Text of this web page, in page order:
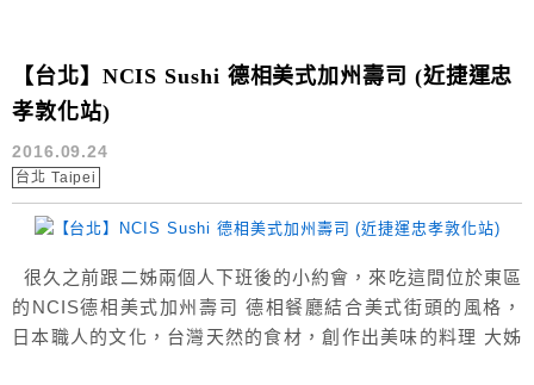
【台北】NCIS Sushi 德相美式加州壽司 (近捷運忠
孝敦化站)
2016.09.24
台北 Taipei
很久之前跟二姊兩個人下班後的小約會，來吃這間位於東區
的NCIS德相美式加州壽司 德相餐廳結合美式街頭的風格，
日本職人的文化，台灣天然的食材，創作出美味的料理 大姊